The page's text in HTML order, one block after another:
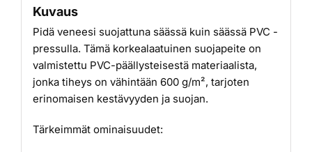
Kuvaus
Pidä veneesi suojattuna säässä kuin säässä PVC -
pressulla. Tämä korkealaatuinen suojapeite on
valmistettu PVC-päällysteisestä materiaalista,
jonka tiheys on vähintään 600 g/m², tarjoten
erinomaisen kestävyyden ja suojan.
Tärkeimmät ominaisuudet: